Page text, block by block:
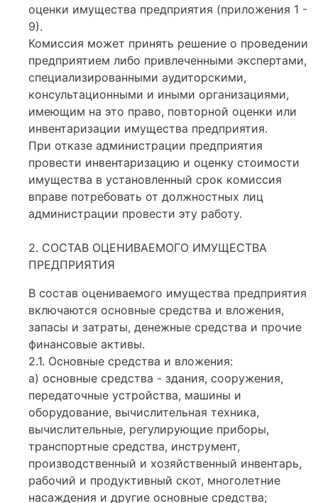
оценки имущества предприятия (приложения 1 -
9).
Комиссия может принять решение о проведении
предприятием либо привлеченными экспертами,
специализированными аудиторскими,
консультационными и иными организациями,
имеющим на это право, повторной оценки или
инвентаризации имущества предприятия.
При отказе администрации предприятия
провести инвентаризацию и оценку стоимости
имущества в установленный срок комиссия
вправе потребовать от должностных лиц
администрации провести эту работу.
2. СОСТАВ ОЦЕНИВАЕМОГО ИМУЩЕСТВА
ПРЕДПРИЯТИЯ
В состав оцениваемого имущества предприятия
включаются основные средства и вложения,
запасы и затраты, денежные средства и прочие
финансовые активы.
2.1. Основные средства и вложения:
а) основные средства - здания, сооружения,
передаточные устройства, машины и
оборудование, вычислительная техника,
вычислительные, регулирующие приборы,
транспортные средства, инструмент,
производственный и хозяйственный инвентарь,
рабочий и продуктивный скот, многолетние
насаждения и другие основные средства;